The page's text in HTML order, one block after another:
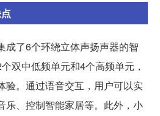
成了6个环绕立体声扬声器的智
双中低频单元和4个高频单元，
验。通过语音交互，用户可以实
乐、控制智能家居等。此外，小